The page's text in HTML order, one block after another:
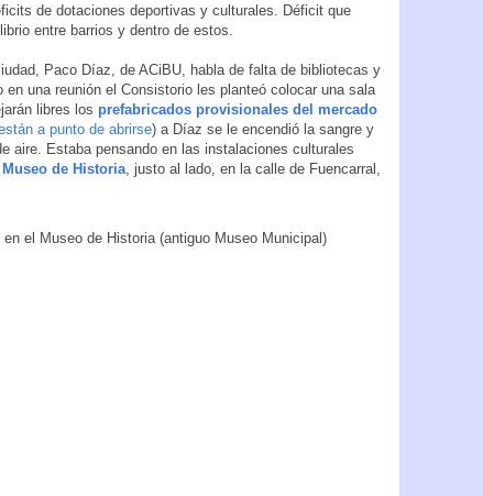
de dotaciones deportivas y culturales. Déficit que
entre barrios y dentro de estos.
Paco Díaz, de ACiBU, habla de falta de bibliotecas y
una reunión el Consistorio les planteó colocar una sala
libres los prefabricados provisionales del mercado
a punto de abrirse) a Díaz se le encendió la sangre y
aire. Estaba pensando en las instalaciones culturales
Museo de Historia , justo al lado, en la calle de Fuencarral,